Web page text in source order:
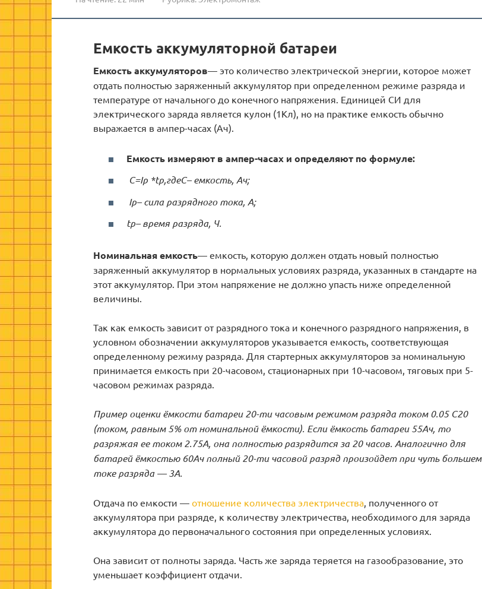
Емкость аккумуляторной батареи
Емкость аккумуляторов— это количество электрической энергии, которое может
отдать полностью заряженный аккумулятор при определенном режиме разряда и
температуре от начального до конечного напряжения. Единицей СИ для
электрического заряда является кулон (1Кл), но на практике емкость обычно
выражается в ампер-часах (Ач).
Емкость измеряют в ампер-часах и определяют по формуле:
C=Ip *tp,гдеС– емкость, Ач;
Ip– сила разрядного тока, А;
tp– время разряда, Ч.
Номинальная емкость— емкость, которую должен отдать новый полностью
заряженный аккумулятор в нормальных условиях разряда, указанных в стандарте на
этот аккумулятор. При этом напряжение не должно упасть ниже определенной
величины.
Так как емкость зависит от разрядного тока и конечного разрядного напряжения, в
условном обозначении аккумуляторов указывается емкость, соответствующая
определенному режиму разряда. Для стартерных аккумуляторов за номинальную
принимается емкость при 20-часовом, стационарных при 10-часовом, тяговых при 5-
часовом режимах разряда.
Пример оценки ёмкости батареи 20-ти часовым режимом разряда током 0.05 С20
(током, равным 5% от номинальной ёмкости). Если ёмкость батареи 55Ач, то
разряжая ее током 2.75А, она полностью разрядится за 20 часов. Аналогично для
батарей ёмкостью 60Ач полный 20-ти часовой разряд произойдет при чуть большем
токе разряда — 3А.
Отдача по емкости — отношение количества электричества , полученного от
аккумулятора при разряде, к количеству электричества, необходимого для заряда
аккумулятора до первоначального состояния при определенных условиях.
Она зависит от полноты заряда. Часть же заряда теряется на газообразование, это
уменьшает коэффициент отдачи.